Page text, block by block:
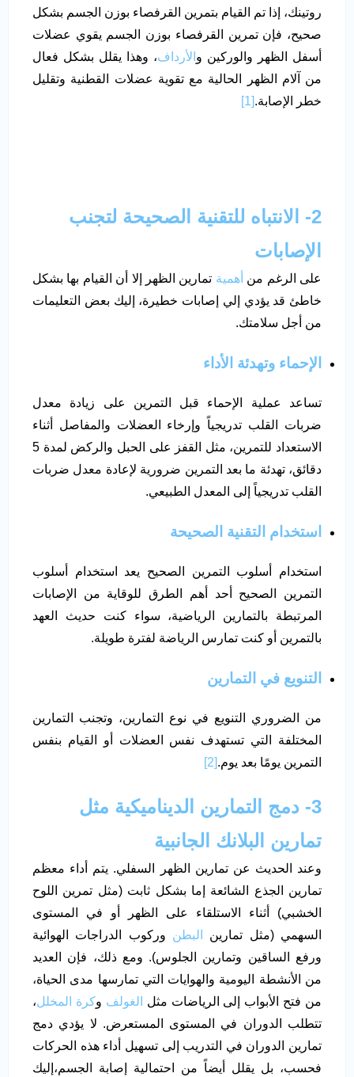
روتينك، إذا تم القيام بتمرين القرفصاء بوزن الجسم بشكل
صحيح، فإن تمرين القرفصاء بوزن الجسم يقوي عضلات
أسفل الظهر والوركين و الأرداف، وهذا يقلل بشكل فعال
من آلام الظهر الحالية مع تقوية عضلات القطنية وتقليل
خطر الإصابة.[1]
2- الانتباه للتقنية الصحيحة لتجنب
الإصابات
على الرغم من أهمية تمارين الظهر إلا أن القيام بها بشكل
خاطئ قد يؤدي إلي إصابات خطيرة، إليك بعض التعليمات
من أجل سلامتك.
الإحماء وتهدئة الأداء
تساعد عملية الإحماء قبل التمرين على زيادة معدل
ضربات القلب تدريجياً وإرخاء العضلات والمفاصل أثناء
الاستعداد للتمرين، مثل القفز على الحبل والركض لمدة 5
دقائق، تهدئة ما بعد التمرين ضرورية لإعادة معدل ضربات
القلب تدريجياً إلى المعدل الطبيعي.
استخدام التقنية الصحيحة
استخدام أسلوب التمرين الصحيح يعد استخدام أسلوب
التمرين الصحيح أحد أهم الطرق للوقاية من الإصابات
المرتبطة بالتمارين الرياضية، سواء كنت حديث العهد
بالتمرين أو كنت تمارس الرياضة لفترة طويلة.
التنويع في التمارين
من الضروري التنويع في نوع التمارين، وتجنب التمارين
المختلفة التي تستهدف نفس العضلات أو القيام بنفس
التمرين يومًا بعد يوم.[2]
3- دمج التمارين الديناميكية مثل
تمارين البلانك الجانبية
وعند الحديث عن تمارين الظهر السفلي. يتم أداء معظم
تمارين الجذع الشائعة إما بشكل ثابت (مثل تمرين اللوح
الخشبي) أثناء الاستلقاء على الظهر أو في المستوى
السهمي (مثل تمارين
البطن وركوب الدراجات الهوائية
ورفع الساقين وتمارين الجلوس). ومع ذلك، فإن العديد
من الأنشطة اليومية والهوايات التي تمارسها مدى الحياة،
من فتح الأبواب إلى الرياضات مثل
الغولف وكرة المخلل،
تتطلب الدوران في المستوى المستعرض. لا يؤدي دمج
تمارين الدوران في التدريب إلى تسهيل أداء هذه الحركات
فحسب، بل يقلل أيضاً من احتمالية إصابة الجسم،إليك